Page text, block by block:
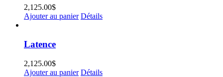
2,125.00$
Ajouter au panier Détails
Latence
2,125.00$
Ajouter au panier Détails